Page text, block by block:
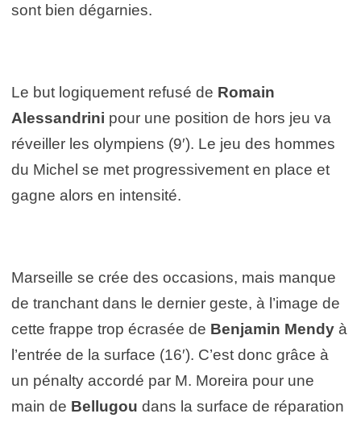
sont bien dégarnies.
Le but logiquement refusé de Romain
Alessandrini pour une position de hors jeu va
réveiller les olympiens (9′). Le jeu des hommes
du Michel se met progressivement en place et
gagne alors en intensité.
Marseille se crée des occasions, mais manque
de tranchant dans le dernier geste, à l’image de
cette frappe trop écrasée de Benjamin Mendy à
l’entrée de la surface (16′). C’est donc grâce à
un pénalty accordé par M. Moreira pour une
main de Bellugou dans la surface de réparation